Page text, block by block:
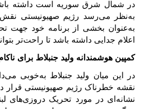
در شمال شرق سوریه است داشته
به‌نظر می‌رسد رژیم صهیونیستی نقش
به‌عنوان بخشی از برنامه خود جهت
اعلام جدایی داشته باشد تا راحت‌تر
کمپین هوشمندانه ولید جنبلاط برای
در این میان ولید جنبلاط به‌خوبی
نقشه خطرناک رژیم صهیونیستی قرار
نشانه‌ای در مورد تحریک دروزی‌های